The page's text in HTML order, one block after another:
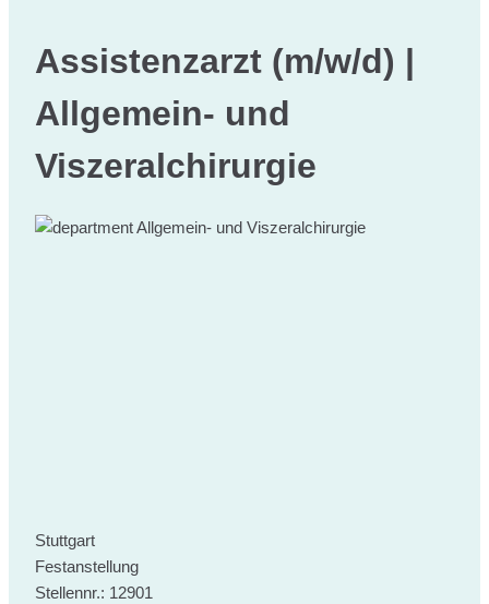
Assistenzarzt (m/w/d) |
Allgemein- und
Viszeralchirurgie
Allgemein- und Viszeralchirurgie
Stuttgart
Festanstellung
Stellennr.: 12901